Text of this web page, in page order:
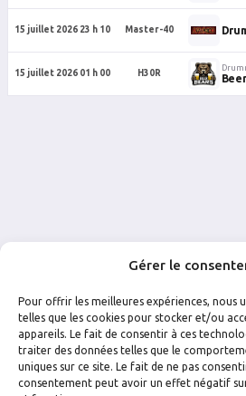
Gérer le
Pour offrir les meilleures expériences, nous
telles que les cookies pour stocker et/ou
appareils. Le fait de consentir à ces
traiter des données telles que le
uniques sur ce site. Le fait de ne pas
consentement peut avoir un effet négatif
15 juillet 2026 23 h 10 Master-40
15 juillet 2026 01 h 00 H30R
FACEBOOK INSTAGRAM